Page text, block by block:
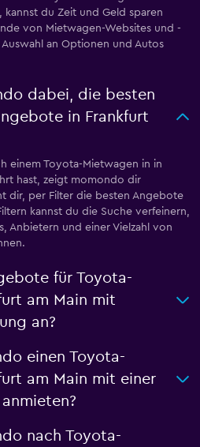
kannst du Zeit und Geld sparen
von Mietwagen-Websites und -
an Optionen und Autos
dabei, die besten
in Frankfurt
einem Toyota-Mietwagen in in
hast, zeigt momondo dir
dir, per Filter die besten Angebote
kannst du die Suche verfeinern,
Anbietern und einer Vielzahl von
für Toyota-
am Main mit
an?
einen Toyota-
am Main mit einer
nach Toyota-